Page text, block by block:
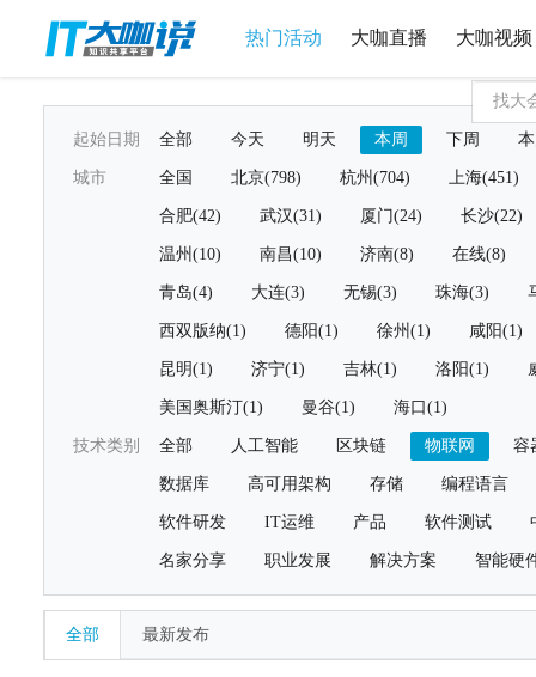
热门活动 大咖直播 大咖视频
起始日期 全部 今天 明天 本周 下周
城市 全国 北京(798) 杭州(704) 上海(451)
合肥(42) 武汉(31) 厦门(24) 长沙(22)
温州(10) 南昌(10) 济南(8) 在线(8)
青岛(4) 大连(3) 无锡(3) 珠海(3)
西双版纳(1) 德阳(1) 徐州(1) 咸阳(1)
昆明(1) 济宁(1) 吉林(1) 洛阳(1)
美国奥斯汀(1) 曼谷(1) 海口(1)
技术类别 全部 人工智能 区块链 物联网 容
数据库 高可用架构 存储 编程语言
软件研发 IT运维 产品 软件测试
名家分享 职业发展 解决方案 智能硬
全部 最新发布